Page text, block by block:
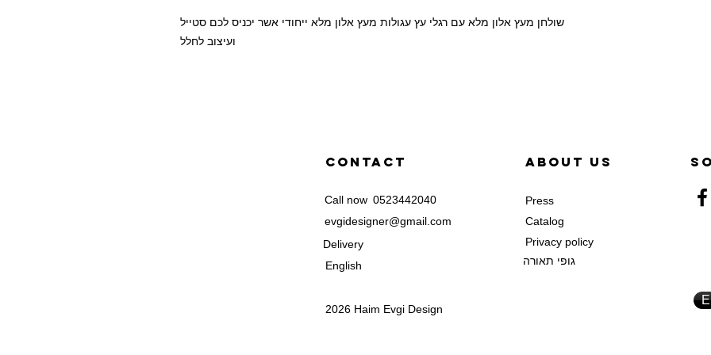
שולחן מעץ אלון מלא עם רגלי עץ עגולות מעץ אלון מלא ייחודי אשר יכניס לכם סטייל
ועיצוב לחלל
contact abOut us
0523442040
Call now
evgidesigner@gmail.com
Delivery
English
Press
Catalog
Privacy policy
גופי תאורה
2026 Haim Evgi Design
E